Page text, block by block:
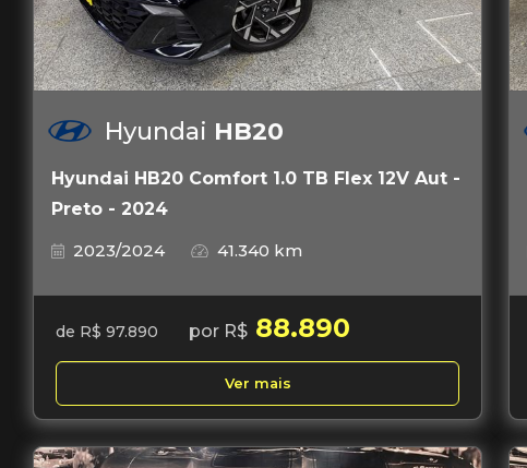
Hyundai HB20
Hyundai HB20 Comfort 1.0 TB Flex 12V Aut -
Preto - 2024
2023/2024
41.340 km
de R$ 97.890 por R$ 88.890
Ver mais